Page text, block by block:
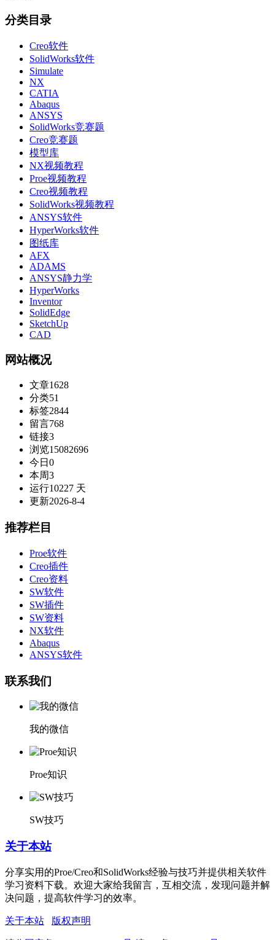
分类目录
Creo软件
SolidWorks软件
Simulate
NX
CATIA
Abaqus
ANSYS
SolidWorks竞赛题
Creo竞赛题
模型库
NX视频教程
Proe视频教程
Creo视频教程
SolidWorks视频教程
ANSYS软件
HyperWorks软件
图纸库
AFX
ADAMS
ANSYS静力学
HyperWorks
Inventor
SolidEdge
SketchUp
CAD
网站概况
文章1628
分类51
标签2844
留言768
链接3
浏览15082696
今日 0
本周3
运行10227 天
更新2026-8-4
推荐栏目
Proe软件
Creo插件
Creo资料
SW软件
SW插件
SW资料
NX软件
Abaqus
ANSYS软件
联系我们
我的微信
Proe知识
SW技巧
关于本站
分享实用的Proe/Creo和SolidWorks经验与技巧并提供相关软件
学习资料下载。欢迎大家给我留言，互相交流，发现问题并解
决问题，提高软件学习的效率。
关于本站 版权声明